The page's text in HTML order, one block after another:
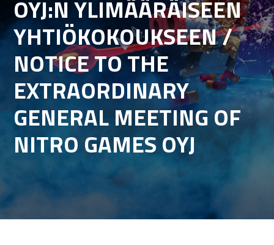
OYJ:N YLIMÄÄRÄISEEN
YHTIÖKOKOUKSEEN /
NOTICE TO THE
EXTRAORDINARY
GENERAL MEETING OF
NITRO GAMES OYJ